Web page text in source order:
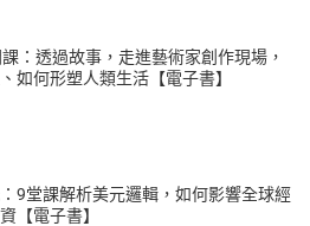
：透過故事，走進藝術家創作現場，
如何形塑人類生活【電子書】
9堂課解析美元邏輯，如何影響全球經
【電子書】